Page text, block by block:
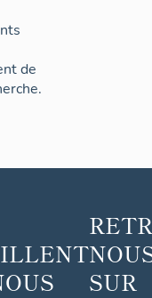
de
SUR